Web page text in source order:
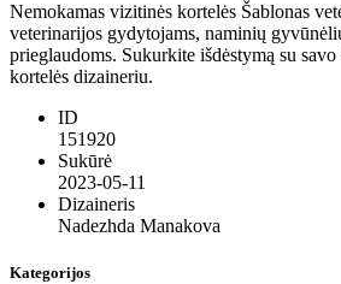
Nemokamas vizitinės kortelės Šablonas
veterinarijos gydytojams, naminių
prieglaudoms. Sukurkite išdėstymą su
kortelės dizaineriu.
ID
151920
Sukūrė
2023-05-11
Dizaineris
Nadezhda Manakova
Kategorijos